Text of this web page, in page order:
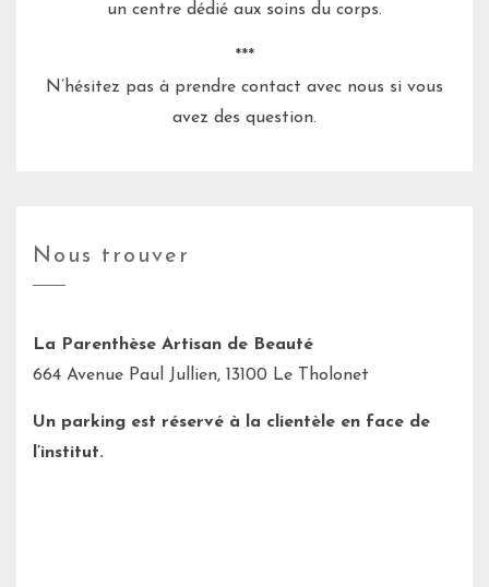
un centre dédié aux soins du corps.
***
N’hésitez pas à prendre contact avec nous si vous
avez des question.
Nous trouver
La Parenthèse Artisan de Beauté
664 Avenue Paul Jullien, 13100 Le Tholonet
Un parking est réservé à la clientèle en face de
l’institut.